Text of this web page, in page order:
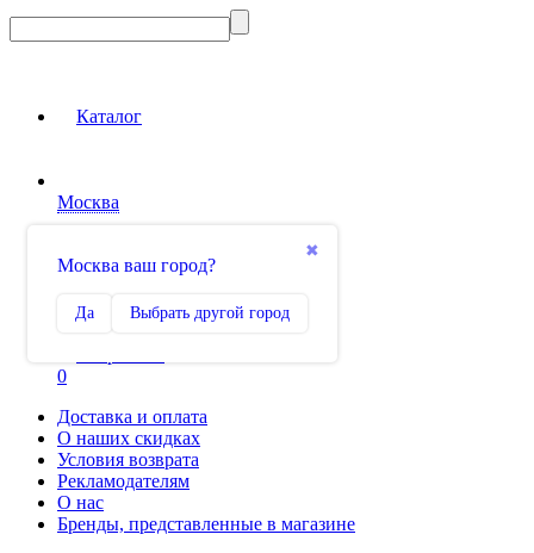
Каталог
Москва
✖
Москва ваш город?
Да Выбрать другой город
Сравнение
0
Доставка и оплата
О наших скидках
Условия возврата
Рекламодателям
О нас
Бренды, представленные в магазине